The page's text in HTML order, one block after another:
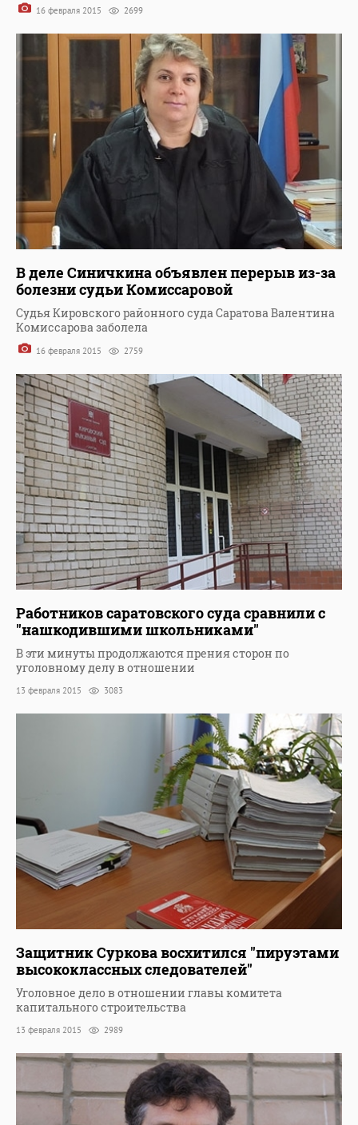
16 февраля 2015 2699
В деле Синичкина объявлен перерыв из-за
болезни судьи Комиссаровой
Судья Кировского районного суда Саратова Валентина
Комиссарова заболела
16 февраля 2015 2759
Работников саратовского суда сравнили с
"нашкодившими школьниками"
В эти минуты продолжаются прения сторон по
уголовному делу в отношении
13 февраля 2015 3083
Защитник Суркова восхитился "пируэтами
высококлассных следователей"
Уголовное дело в отношении главы комитета
капитального строительства
13 февраля 2015 2989